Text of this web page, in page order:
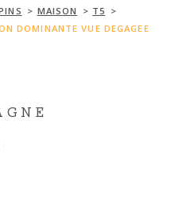
NOTRE
MAISON
T5
DOMINANTE VUE DEGAGEE
DE BIEN